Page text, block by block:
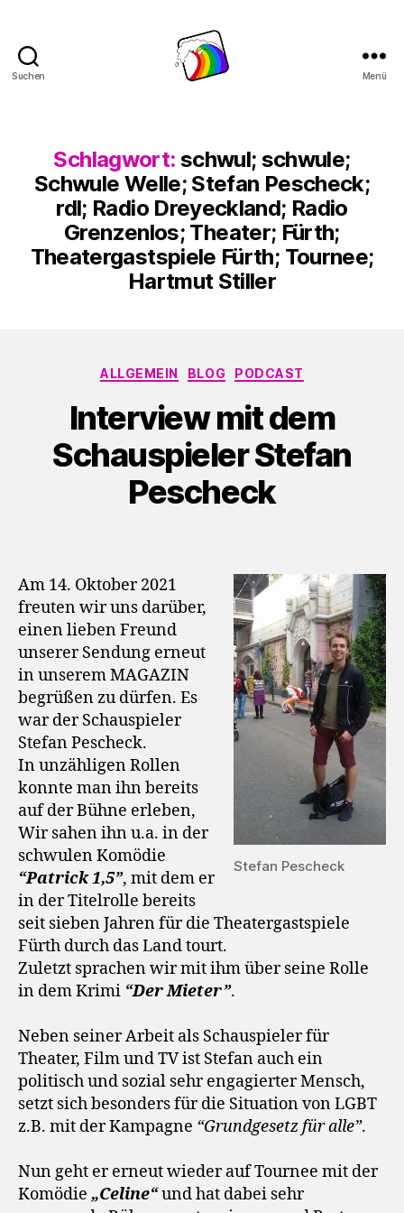
Suchen Menü
Schlagwort: schwul; schwule;
Schwule Welle; Stefan Pescheck;
rdl; Radio Dreyeckland; Radio
Grenzenlos; Theater; Fürth;
Theatergastspiele Fürth; Tournee;
Hartmut Stiller
Kategorien
ALLGEMEIN BLOG PODCAST
Interview mit dem
Schauspieler Stefan
Pescheck
Stefan Pescheck
Am 14. Oktober 2021
freuten wir uns darüber,
einen lieben Freund
unserer Sendung erneut
in unserem MAGAZIN
begrüßen zu dürfen. Es
war der Schauspieler
Stefan Pescheck.
In unzähligen Rollen
konnte man ihn bereits
auf der Bühne erleben,
Wir sahen ihn u.a. in der
schwulen Komödie
“Patrick 1,5”, mit dem er
in der Titelrolle bereits
seit sieben Jahren für die Theatergastspiele
Fürth durch das Land tourt.
Zuletzt sprachen wir mit ihm über seine Rolle
in dem Krimi “Der Mieter”.
Neben seiner Arbeit als Schauspieler für
Theater, Film und TV ist Stefan auch ein
politisch und sozial sehr engagierter Mensch,
setzt sich besonders für die Situation von LGBT
z.B. mit der Kampagne “Grundgesetz für alle”.
Nun geht er erneut wieder auf Tournee mit der
Komödie „Celine“und hat dabei sehr